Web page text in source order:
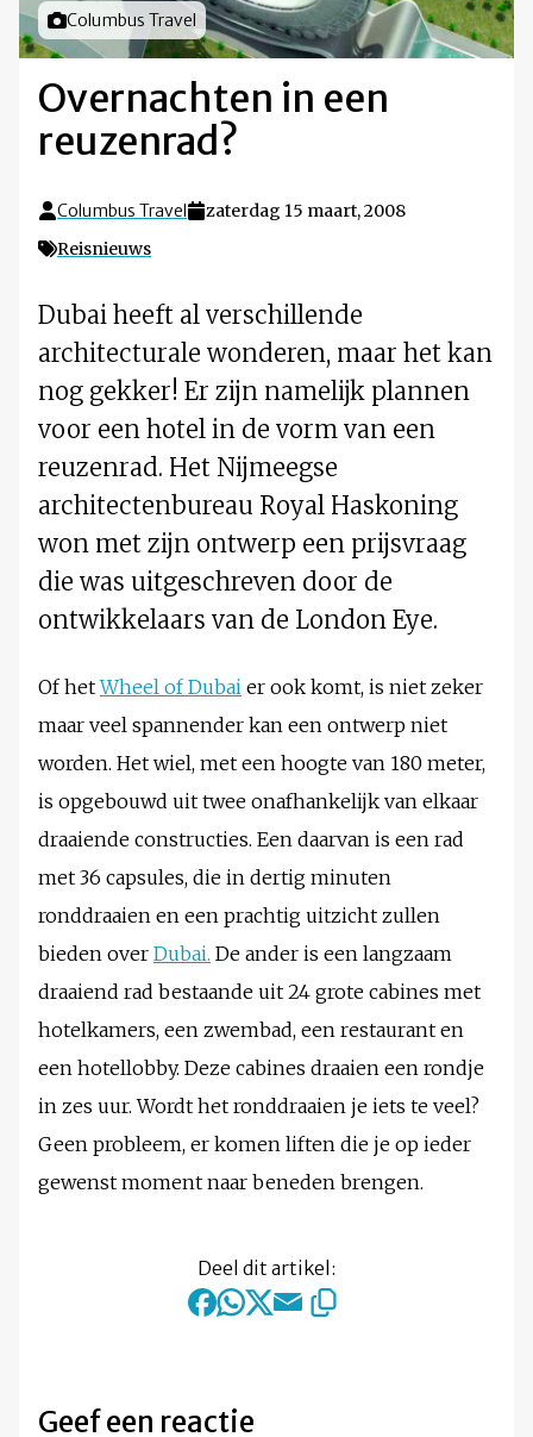
Foto door
Columbus Travel
Overnachten in een
reuzenrad?
Columbus Travel
zaterdag 15 maart, 2008
Reisnieuws
Dubai heeft al verschillende
architecturale wonderen, maar het kan
nog gekker! Er zijn namelijk plannen
voor een hotel in de vorm van een
reuzenrad. Het Nijmeegse
architectenbureau Royal Haskoning
won met zijn ontwerp een prijsvraag
die was uitgeschreven door de
ontwikkelaars van de London Eye.
Of hetWheel of Dubai er ook komt, is niet zeker
maar veel spannender kan een ontwerp niet
worden. Het wiel, met een hoogte van 180 meter,
is opgebouwd uit twee onafhankelijk van elkaar
draaiende constructies. Een daarvan is een rad
met 36 capsules, die in dertig minuten
ronddraaien en een prachtig uitzicht zullen
bieden over Dubai. De ander is een langzaam
draaiend rad bestaande uit 24 grote cabines met
hotelkamers, een zwembad, een restaurant en
een hotellobby. Deze cabines draaien een rondje
in zes uur. Wordt het ronddraaien je iets te veel?
Geen probleem, er komen liften die je op ieder
gewenst moment naar beneden brengen.
Deel dit artikel:
Geef een reactie